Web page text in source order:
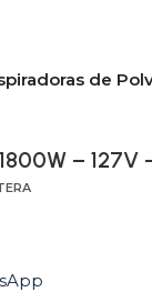
de
– 127V